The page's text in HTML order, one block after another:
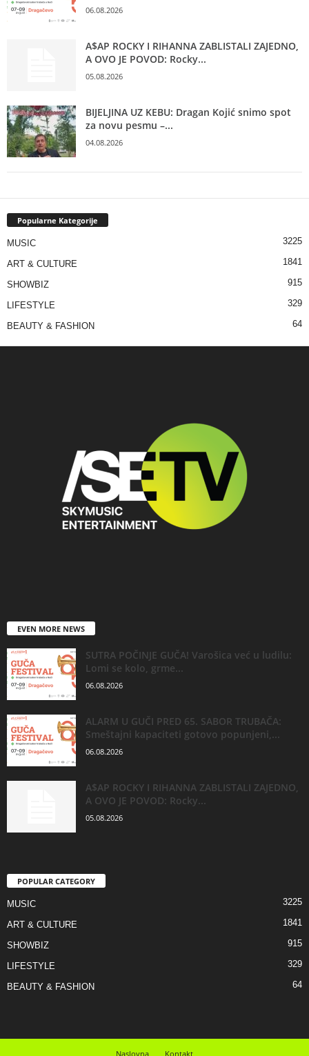
06.08.2026
A$AP ROCKY I RIHANNA ZABLISTALI ZAJEDNO,
A OVO JE POVOD: Rocky...
05.08.2026
BIJELJINA UZ KEBU: Dragan Kojić snimo spot
za novu pesmu –...
04.08.2026
Popularne Kategorije
MUSIC 3225
ART & CULTURE 1841
SHOWBIZ 915
LIFESTYLE 329
BEAUTY & FASHION 64
EVEN MORE NEWS
SUTRA POČINJE GUČA! Varošica već u ludilu:
Lomi se kolo, grme...
06.08.2026
ALARM U GUČI PRED 65. SABOR TRUBAČA:
Smeštajni kapaciteti gotovo popunjeni,...
06.08.2026
A$AP ROCKY I RIHANNA ZABLISTALI ZAJEDNO,
A OVO JE POVOD: Rocky...
05.08.2026
POPULAR CATEGORY
MUSIC 3225
ART & CULTURE 1841
SHOWBIZ 915
LIFESTYLE 329
BEAUTY & FASHION 64
Naslovna Kontakt